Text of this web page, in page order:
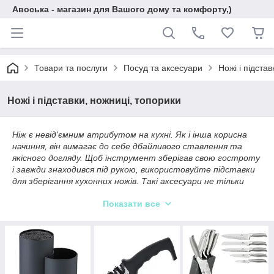
Авоська - магазин для Вашого дому та комфорту,)
Товари та послуги Посуд та аксесуари Ножі і
Ножі і підставки, ножниці, топорики
Ніж є невід'ємним атрибутом на кухні. Як і інша корисна
начиння, він вимагає до себе дбайливого ставлення та
якісного догляду. Щоб інструмент зберігав свою гостроту
і завжди знаходився під рукою, використовуйте підставки
для зберігання кухонних ножів. Такі аксесуари не тільки
інтер'єру приміщення.
зберігатися окремо від столових приладів. При контакті з
іншими виробами ріжучі інструменти швидко тупляться.
Крім того, існує ризик порізатися. Підставки покликані
убезпечити кухаря, подбати про ріжучих здібностях
Показати все